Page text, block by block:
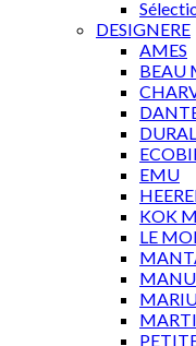
DESIGNERE
AMES
BEAU
EMU
KOK
LE